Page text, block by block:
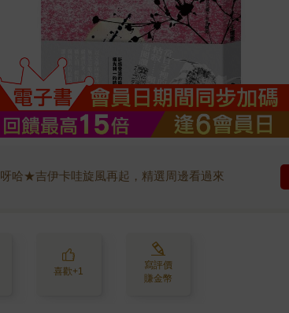
呀哈★吉伊卡哇旋風再起，精選周邊看過來
喜歡+1
寫評價
賺金幣